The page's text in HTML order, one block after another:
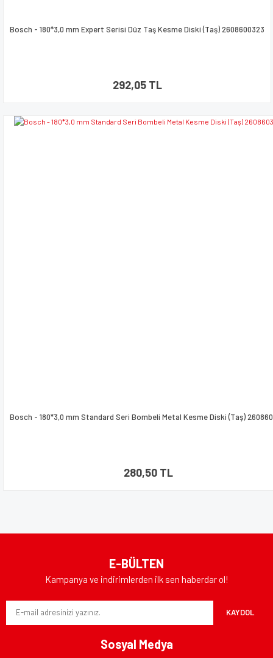
Bosch - 180*3,0 mm Expert Serisi Düz Taş Kesme Diski (Taş) 2608600323
292,05 TL
Bosch - 180*3,0 mm Standard Seri Bombeli Metal Kesme Diski (Taş)
280,50 TL
E-BÜLTEN
Kampanya ve indirimlerden ilk sen haberdar ol!
KAYDOL
Sosyal Medya